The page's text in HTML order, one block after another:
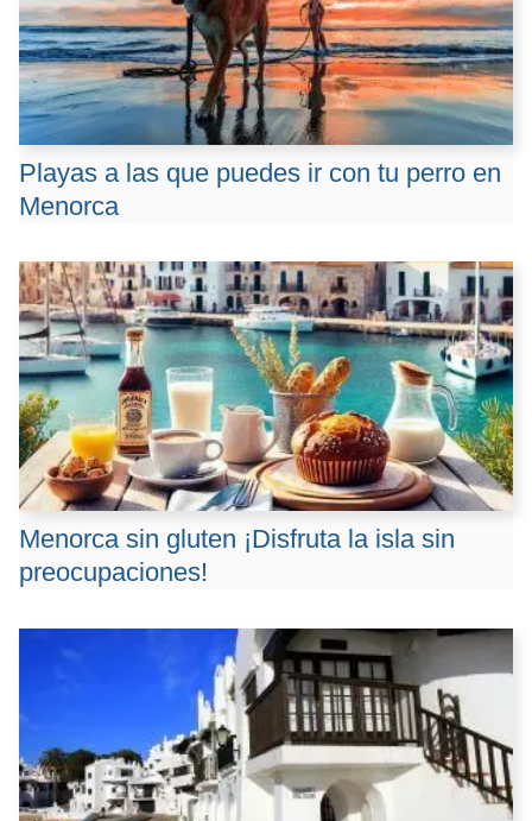
Playas a las que puedes ir con tu perro en
Menorca
Menorca sin gluten ¡Disfruta la isla sin
preocupaciones!